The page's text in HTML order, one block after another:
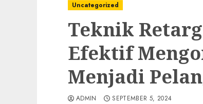
Uncategorized
Teknik
Efektif
Menjadi
ADMIN SEPTEMBER 5, 2024